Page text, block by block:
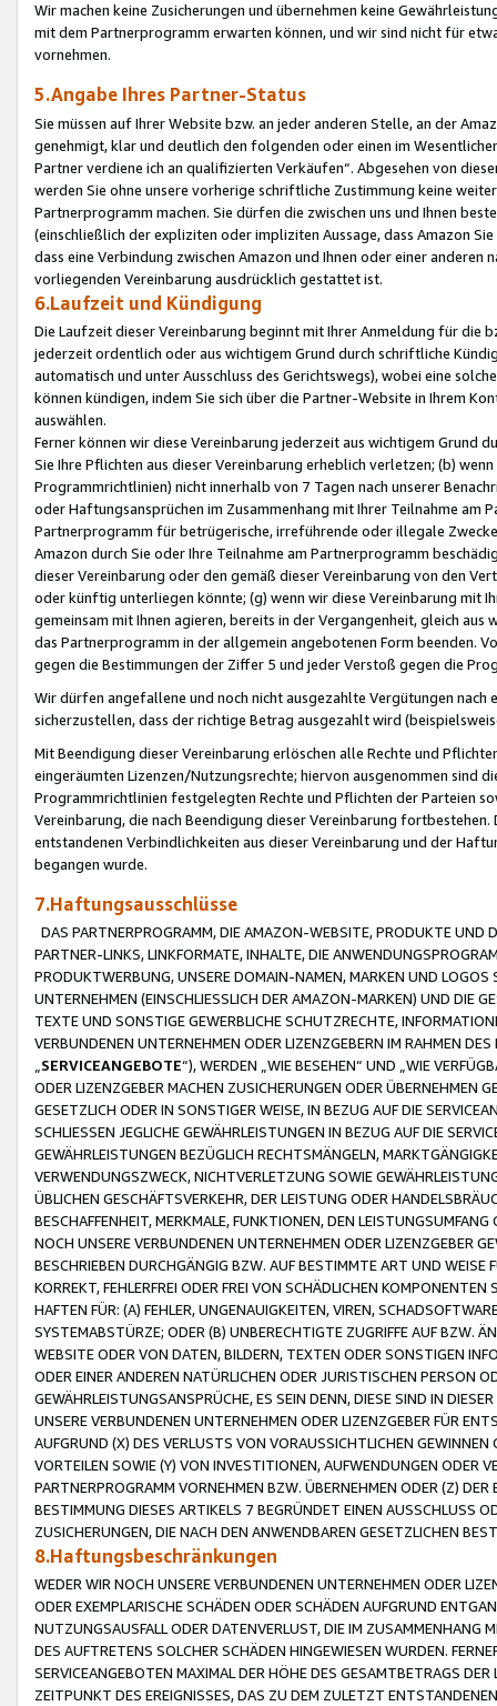
Wir machen keine Zusicherungen und übernehmen keine
mit dem Partnerprogramm erwarten können, und wir sind nicht für
vornehmen.
5.Angabe Ihres Partner-Status
Sie müssen auf Ihrer Website bzw. an jeder anderen Stelle, an der
genehmigt, klar und deutlich den folgenden oder einen im
Partner verdiene ich an qualifizierten Verkäufen“. Abgesehen von
werden Sie ohne unsere vorherige schriftliche Zustimmung keine
Partnerprogramm machen. Sie dürfen die zwischen uns und Ihnen
(einschließlich der expliziten oder impliziten Aussage, dass Amazon
dass eine Verbindung zwischen Amazon und Ihnen oder einer
vorliegenden Vereinbarung ausdrücklich gestattet ist.
6.Laufzeit und Kündigung
Die Laufzeit dieser Vereinbarung beginnt mit Ihrer Anmeldung für die
jederzeit ordentlich oder aus wichtigem Grund durch schriftliche
automatisch und unter Ausschluss des Gerichtswegs), wobei eine
können kündigen, indem Sie sich über die Partner-Website in Ihrem
auswählen.
Ferner können wir diese Vereinbarung jederzeit aus wichtigem Grund
Sie Ihre Pflichten aus dieser Vereinbarung erheblich verletzen; (b)
Programmrichtlinien) nicht innerhalb von 7 Tagen nach unserer
oder Haftungsansprüchen im Zusammenhang mit Ihrer Teilnahme am
Partnerprogramm für betrügerische, irreführende oder illegale
Amazon durch Sie oder Ihre Teilnahme am Partnerprogramm
dieser Vereinbarung oder den gemäß dieser Vereinbarung von den
oder künftig unterliegen könnte; (g) wenn wir diese Vereinbarung mit
gemeinsam mit Ihnen agieren, bereits in der Vergangenheit, gleich
das Partnerprogramm in der allgemein angebotenen Form beenden.
gegen die Bestimmungen der Ziffer 5 und jeder Verstoß gegen die
Wir dürfen angefallene und noch nicht ausgezahlte Vergütungen
sicherzustellen, dass der richtige Betrag ausgezahlt wird
Mit Beendigung dieser Vereinbarung erlöschen alle Rechte und
eingeräumten Lizenzen/Nutzungsrechte; hiervon ausgenommen sind
Programmrichtlinien festgelegten Rechte und Pflichten der Parteien
Vereinbarung, die nach Beendigung dieser Vereinbarung
entstandenen Verbindlichkeiten aus dieser Vereinbarung und der
begangen wurde.
7.Haftungsausschlüsse
DAS PARTNERPROGRAMM, DIE AMAZON-WEBSITE, PRODUKTE UND
PARTNER-LINKS, LINKFORMATE, INHALTE, DIE
PRODUKTWERBUNG, UNSERE DOMAIN-NAMEN, MARKEN UND
UNTERNEHMEN (EINSCHLIESSLICH DER AMAZON-MARKEN) UND DIE
TEXTE UND SONSTIGE GEWERBLICHE SCHUTZRECHTE,
VERBUNDENEN UNTERNEHMEN ODER LIZENZGEBERN IM RAHMEN
SERVICEANGEBOTE“), WERDEN „WIE BESEHEN“ UND „WIE
ODER LIZENZGEBER MACHEN ZUSICHERUNGEN ODER ÜBERNEHMEN
GESETZLICH ODER IN SONSTIGER WEISE, IN BEZUG AUF DIE
SCHLIESSEN JEGLICHE GEWÄHRLEISTUNGEN IN BEZUG AUF DIE
GEWÄHRLEISTUNGEN BEZÜGLICH RECHTSMÄNGELN,
VERWENDUNGSZWECK, NICHTVERLETZUNG SOWIE
ÜBLICHEN GESCHÄFTSVERKEHR, DER LEISTUNG ODER
BESCHAFFENHEIT, MERKMALE, FUNKTIONEN, DEN
NOCH UNSERE VERBUNDENEN UNTERNEHMEN ODER LIZENZGEBER
BESCHRIEBEN DURCHGÄNGIG BZW. AUF BESTIMMTE ART UND
KORREKT, FEHLERFREI ODER FREI VON SCHÄDLICHEN
HAFTEN FÜR: (A) FEHLER, UNGENAUIGKEITEN, VIREN,
SYSTEMABSTÜRZE; ODER (B) UNBERECHTIGTE ZUGRIFFE AUF BZW.
WEBSITE ODER VON DATEN, BILDERN, TEXTEN ODER SONSTIGEN
ODER EINER ANDEREN NATÜRLICHEN ODER JURISTISCHEN PERSON
GEWÄHRLEISTUNGSANSPRÜCHE, ES SEIN DENN, DIESE SIND IN
UNSERE VERBUNDENEN UNTERNEHMEN ODER LIZENZGEBER FÜR
AUFGRUND (X) DES VERLUSTS VON VORAUSSICHTLICHEN
VORTEILEN SOWIE (Y) VON INVESTITIONEN, AUFWENDUNGEN ODER
PARTNERPROGRAMM VORNEHMEN BZW. ÜBERNEHMEN ODER (Z)
BESTIMMUNG DIESES ARTIKELS 7 BEGRÜNDET EINEN AUSSCHLUSS
ZUSICHERUNGEN, DIE NACH DEN ANWENDBAREN GESETZLICHEN
8.Haftungsbeschränkungen
WEDER WIR NOCH UNSERE VERBUNDENEN UNTERNEHMEN ODER
ODER EXEMPLARISCHE SCHÄDEN ODER SCHÄDEN AUFGRUND
NUTZUNGSAUSFALL ODER DATENVERLUST, DIE IM ZUSAMMENHANG
DES AUFTRETENS SOLCHER SCHÄDEN HINGEWIESEN WURDEN.
SERVICEANGEBOTEN MAXIMAL DER HÖHE DES GESAMTBETRAGS
ZEITPUNKT DES EREIGNISSES, DAS ZU DEM ZULETZT